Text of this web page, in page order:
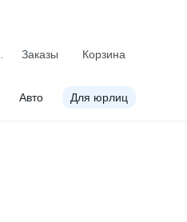
Заказы Корзина
Авто Для юрлиц